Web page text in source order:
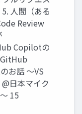
人間（ある
Review
Copilotの
お話 〜VS
日本マイク
15